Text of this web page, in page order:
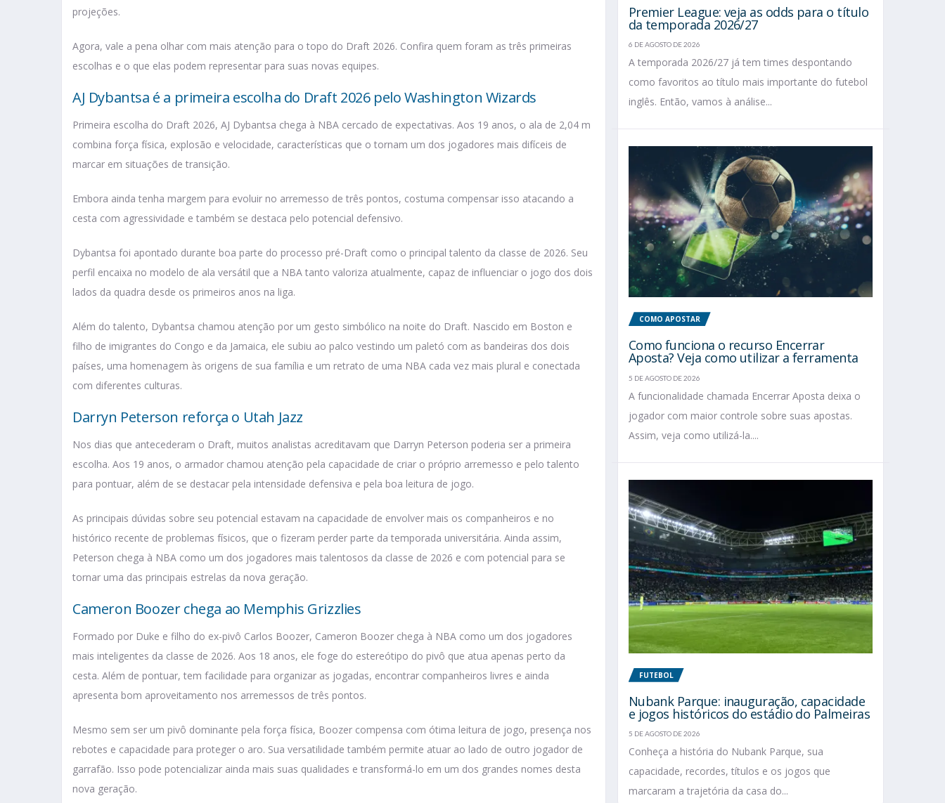
projeções.
Agora, vale a pena olhar com mais atenção para o topo do Draft 2026. Confira quem foram as três primeiras
escolhas e o que elas podem representar para suas novas equipes.
AJ Dybantsa é a primeira escolha do Draft 2026 pelo Washington Wizards
Primeira escolha do Draft 2026, AJ Dybantsa chega à NBA cercado de expectativas. Aos 19 anos, o ala de 2,04 m
combina força física, explosão e velocidade, características que o tornam um dos jogadores mais difíceis de
marcar em situações de transição.
Embora ainda tenha margem para evoluir no arremesso de três pontos, costuma compensar isso atacando a
cesta com agressividade e também se destaca pelo potencial defensivo.
Dybantsa foi apontado durante boa parte do processo pré-Draft como o principal talento da classe de 2026. Seu
perfil encaixa no modelo de ala versátil que a NBA tanto valoriza atualmente, capaz de influenciar o jogo dos dois
lados da quadra desde os primeiros anos na liga.
Além do talento, Dybantsa chamou atenção por um gesto simbólico na noite do Draft. Nascido em Boston e
filho de imigrantes do Congo e da Jamaica, ele subiu ao palco vestindo um paletó com as bandeiras dos dois
países, uma homenagem às origens de sua família e um retrato de uma NBA cada vez mais plural e conectada
com diferentes culturas.
Darryn Peterson reforça o Utah Jazz
Nos dias que antecederam o Draft, muitos analistas acreditavam que Darryn Peterson poderia ser a primeira
escolha. Aos 19 anos, o armador chamou atenção pela capacidade de criar o próprio arremesso e pelo talento
para pontuar, além de se destacar pela intensidade defensiva e pela boa leitura de jogo.
As principais dúvidas sobre seu potencial estavam na capacidade de envolver mais os companheiros e no
histórico recente de problemas físicos, que o fizeram perder parte da temporada universitária. Ainda assim,
Peterson chega à NBA como um dos jogadores mais talentosos da classe de 2026 e com potencial para se
tornar uma das principais estrelas da nova geração.
Cameron Boozer chega ao Memphis Grizzlies
Formado por Duke e filho do ex-pivô Carlos Boozer, Cameron Boozer chega à NBA como um dos jogadores
mais inteligentes da classe de 2026. Aos 18 anos, ele foge do estereótipo do pivô que atua apenas perto da
cesta. Além de pontuar, tem facilidade para organizar as jogadas, encontrar companheiros livres e ainda
apresenta bom aproveitamento nos arremessos de três pontos.
Mesmo sem ser um pivô dominante pela força física, Boozer compensa com ótima leitura de jogo, presença nos
rebotes e capacidade para proteger o aro. Sua versatilidade também permite atuar ao lado de outro jogador de
garrafão. Isso pode potencializar ainda mais suas qualidades e transformá-lo em um dos grandes nomes desta
nova geração.
Premier League: veja as odds para o título
da temporada 2026/27
6 DE AGOSTO DE 2026
A temporada 2026/27 já tem times despontando
como favoritos ao título mais importante do futebol
inglês. Então, vamos à análise...
COMO APOSTAR
Como funciona o recurso Encerrar
Aposta? Veja como utilizar a ferramenta
5 DE AGOSTO DE 2026
A funcionalidade chamada Encerrar Aposta deixa o
jogador com maior controle sobre suas apostas.
Assim, veja como utilizá-la....
FUTEBOL
Nubank Parque: inauguração, capacidade
e jogos históricos do estádio do Palmeiras
5 DE AGOSTO DE 2026
Conheça a história do Nubank Parque, sua
capacidade, recordes, títulos e os jogos que
marcaram a trajetória da casa do...